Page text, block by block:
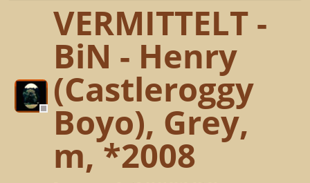
VERMITTELT -
BiN - Henry
(Castleroggy
Boyo), Grey,
m, *2008